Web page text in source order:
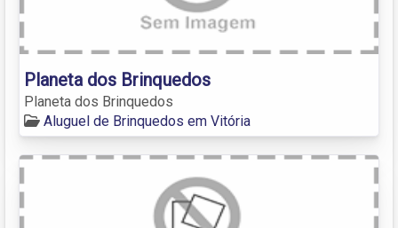
Planeta dos Brinquedos
Planeta dos Brinquedos
Aluguel de Brinquedos em Vitória